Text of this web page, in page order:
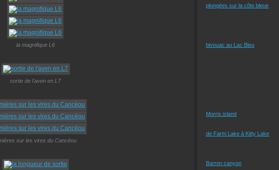
la magnifique L6
sortie de l'aven en L7
sur les vires du Cancéou
plongées sur la côte bleue
bivouac au Lac Bleu
Morris island
de Farm Lake à Kitty Lake
Barron canyon